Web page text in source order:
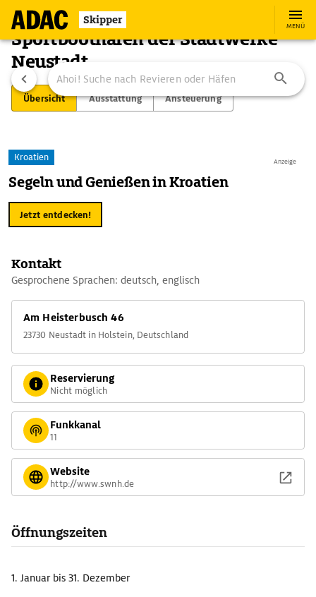
Skipper MENÜ
Sportboothafen der Stadtwerke
Neustadt
Übersicht Ausstattung Ansteuerung
Anzeige
Kroatien
Segeln und Genießen in Kroatien
Jetzt entdecken!
Kontakt
Gesprochene Sprachen: deutsch, englisch
Am Heisterbusch 46
23730 Neustadt in Holstein, Deutschland
Reservierung
Nicht möglich
Funkkanal
11
Website
http://www.swnh.de
Öffnungszeiten
1. Januar bis 31. Dezember